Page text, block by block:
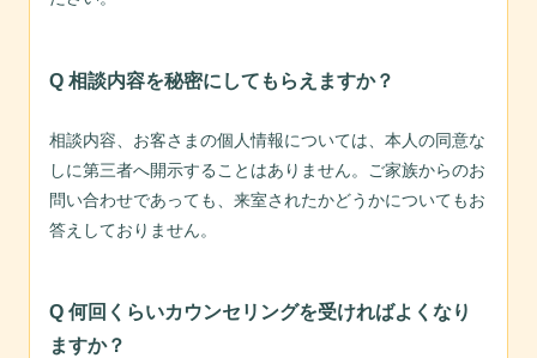
Q 相談内容を秘密にしてもらえますか？
相談内容、お客さまの個人情報については、本人の同意な
しに第三者へ開示することはありません。ご家族からのお
問い合わせであっても、来室されたかどうかについてもお
答えしておりません。
Q 何回くらいカウンセリングを受ければよくなり
ますか？